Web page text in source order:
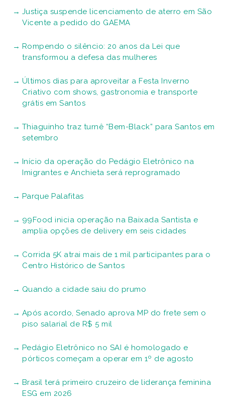
Justiça suspende licenciamento de aterro em São
Vicente a pedido do GAEMA
Rompendo o silêncio: 20 anos da Lei que
transformou a defesa das mulheres
Últimos dias para aproveitar a Festa Inverno
Criativo com shows, gastronomia e transporte
grátis em Santos
Thiaguinho traz turnê “Bem-Black” para Santos em
setembro
Início da operação do Pedágio Eletrônico na
Imigrantes e Anchieta será reprogramado
Parque Palafitas
99Food inicia operação na Baixada Santista e
amplia opções de delivery em seis cidades
Corrida 5K atrai mais de 1 mil participantes para o
Centro Histórico de Santos
Quando a cidade saiu do prumo
Após acordo, Senado aprova MP do frete sem o
piso salarial de R$ 5 mil
Pedágio Eletrônico no SAI é homologado e
pórticos começam a operar em 1º de agosto
Brasil terá primeiro cruzeiro de liderança feminina
ESG em 2026